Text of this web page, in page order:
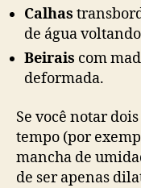
Calhas
de água
Beirais com
deformada.
Se você notar
tempo (por
mancha de
de ser apenas